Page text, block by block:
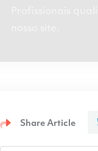
Share Article